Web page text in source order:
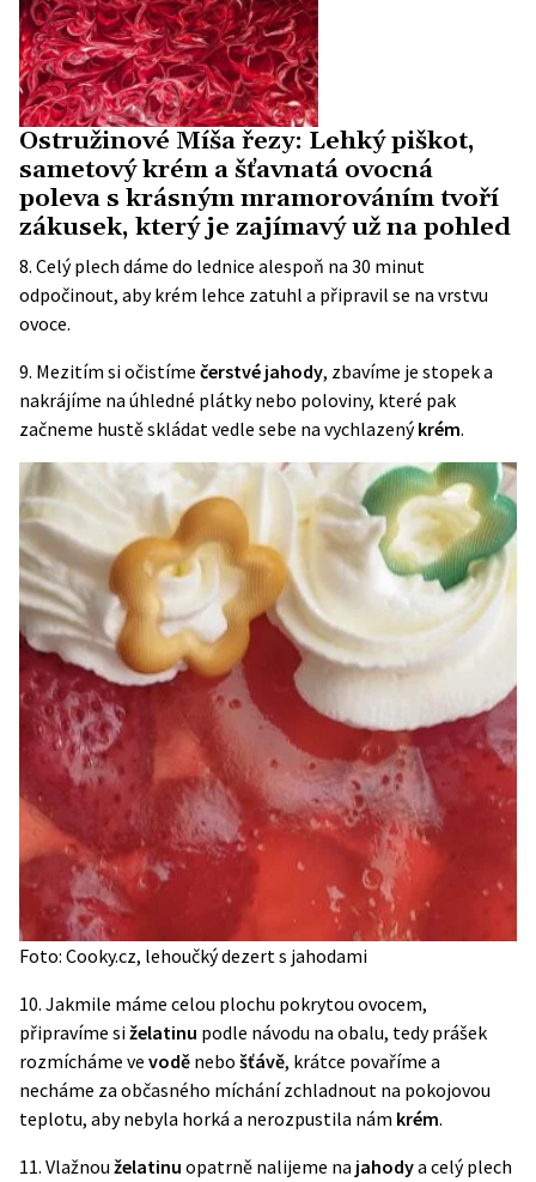
Ostružinové Míša řezy: Lehký piškot,
sametový krém a šťavnatá ovocná
poleva s krásným mramorováním tvoří
zákusek, který je zajímavý už na pohled
8. Celý plech dáme do lednice alespoň na 30 minut
odpočinout, aby krém lehce zatuhl a připravil se na vrstvu
ovoce.
9. Mezitím si očistíme čerstvé jahody, zbavíme je stopek a
nakrájíme na úhledné plátky nebo poloviny, které pak
začneme hustě skládat vedle sebe na vychlazenýkrém.
Foto: Cooky.cz, lehoučký dezert s jahodami
10. Jakmile máme celou plochu pokrytou ovocem,
připravíme siželatinu podle návodu na obalu, tedy prášek
rozmícháme ve vodě nebo šťávě, krátce povaříme a
necháme za občasného míchání zchladnout na pokojovou
teplotu, aby nebyla horká a nerozpustila nám krém.
11. Vlažnou želatinu opatrně nalijeme na jahodya celý plech